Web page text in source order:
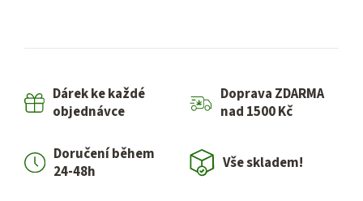
Dárek ke každé
objednávce
Doprava ZDARMA
nad 1500 Kč
Doručení během
24-48h
Vše skladem!